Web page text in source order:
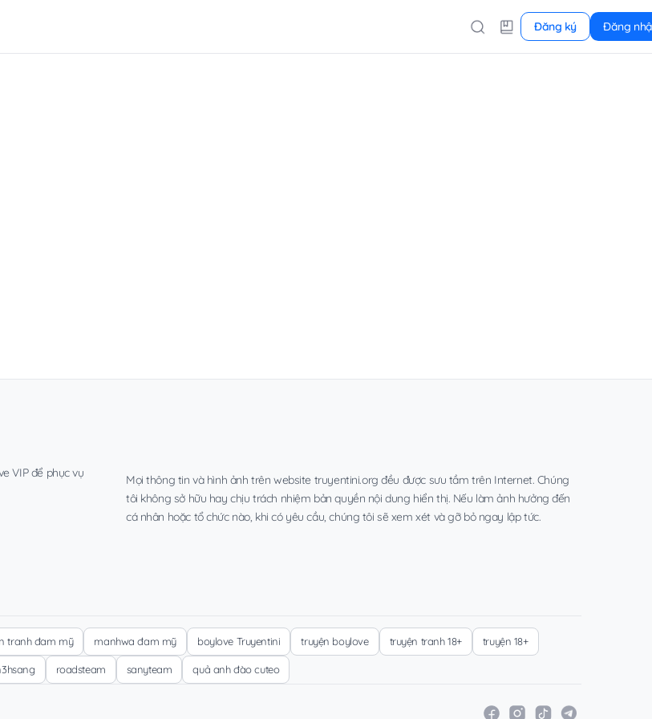
Đăng ký Đăng
VIP để phục vụ
Mọi thông tin và hình ảnh trên website truyentini.org đều được sưu tầm trên Internet. Chúng
tôi không sở hữu hay chịu trách nhiệm bản quyền nội dung hiển thị. Nếu làm ảnh hưởng đến
cá nhân hoặc tổ chức nào, khi có yêu cầu, chúng tôi sẽ xem xét và gỡ bỏ ngay lập tức.
tranh đam mỹ manhwa đam mỹ boylove Truyentini truyện boylove truyện tranh 18+ truyện 18+
roadsteam sanyteam quả anh đào cuteo